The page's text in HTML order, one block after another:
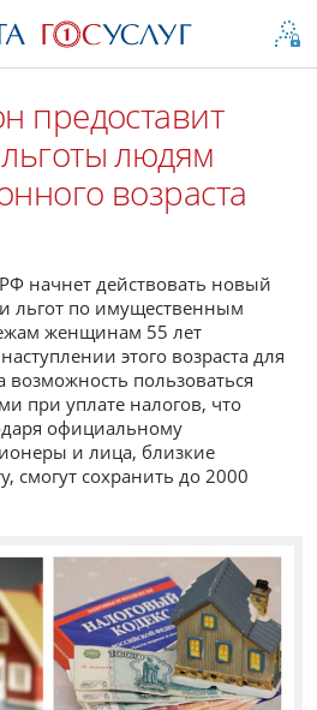
предоставит
людям
возраста
начнет действовать новый
льгот по имущественным
женщинам 55 лет
этого возраста для
возможность пользоваться
при уплате налогов, что
официальному
и лица, близкие
смогут сохранить до 2000